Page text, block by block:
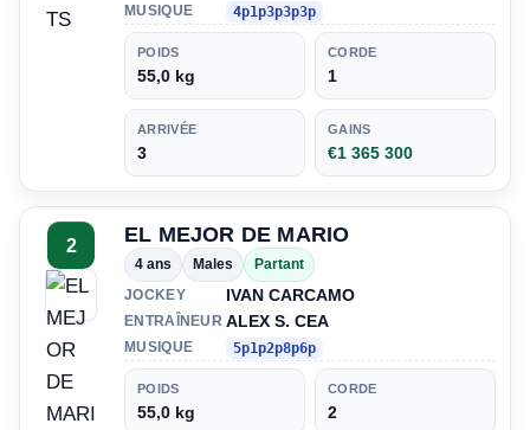
MUSIQUE 4p1p3p3p3p
POIDS
55,0 kg
CORDE
1
ARRIVÉE
3
GAINS
€1 365 300
2 EL MEJOR DE MARIO
4 ans Males
Partant
JOCKEY
IVAN CARCAMO
ENTRAÎNEUR ALEX S. CEA
MUSIQUE 5p1p2p8p6p
POIDS
55,0 kg
CORDE
2